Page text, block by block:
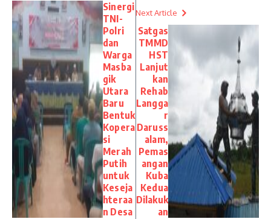
Sinergi
TNI-
Polri
dan
Warga
Masba
gik
Utara
Baru
Bentuk
Kopera
si
Merah
Putih
untuk
Keseja
hteraa
n Desa
Next Article
Satgas
TMMD
HST
Lanjut
kan
Rehab
Langga
r
Daruss
alam,
Pemas
angan
Kuba
Kedua
Dilakuk
an